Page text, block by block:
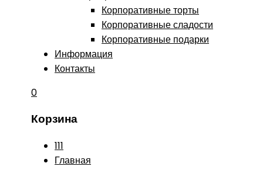
Корпоративные торты
Корпоративные сладости
Корпоративные подарки
Информация
Контакты
0
Корзина
111
Главная